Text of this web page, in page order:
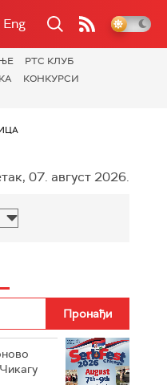
Eng
РТС КЛУБ
КОНКУРСИ
07. август 2026.